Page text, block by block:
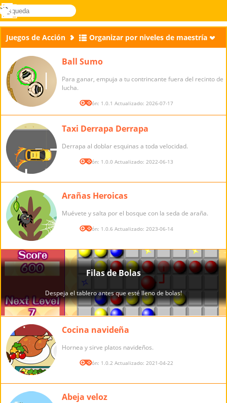
Novel
búsqueda
Acceder
Menú
Juegos de Acción Organizar por niveles de maestría
Ball Sumo
Para ganar, empuja a tu contrincante fuera del recinto de
lucha.
Versión: 1.0.1 Actualizado: 2026-07-17
Taxi Derrapa Derrapa
Derrapa al doblar esquinas a toda velocidad.
Versión: 1.0.0 Actualizado: 2022-06-13
Arañas Heroicas
Muévete y salta por el bosque con la seda de araña.
Versión: 1.0.6 Actualizado: 2023-06-14
Cocina navideña
Hornea y sirve platos navideños.
Versión: 1.0.2 Actualizado: 2021-04-22
Abeja veloz